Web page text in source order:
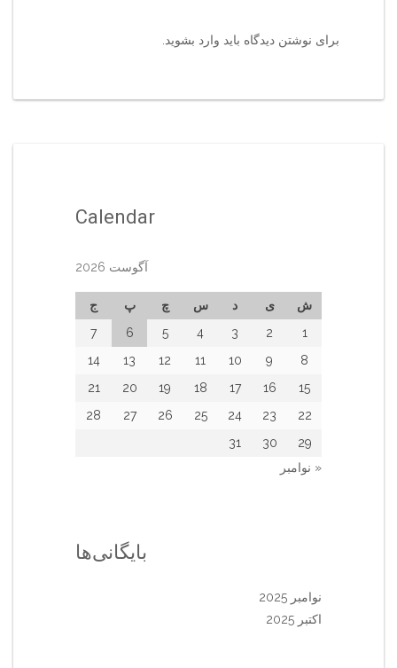
برای نوشتن دیدگاه باید وارد بشوید
Calendar
آگوست 2026
ش ی د س چ پ
ج
1
2
3
4
5
6
7
8
9
10
11
12
13
14
15
16
17
18
19
20
21
22
23
24
25
26
27
28
29
30
31
« نوامبر
بایگانی‌ها
نوامبر 2025
اکتبر 2025